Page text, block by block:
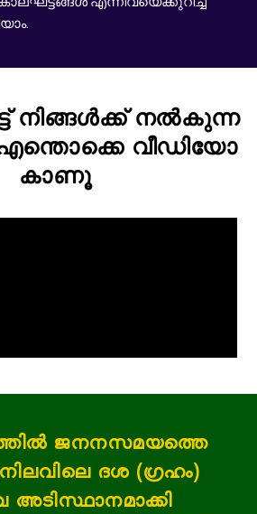
നിങ്ങൾക്ക് നൽകുന്ന
വീഡിയോ
കാണൂ
ജനനസമയത്തെ
ദശ (ഗ്രഹം)
അടിസ്ഥാനമാക്കി